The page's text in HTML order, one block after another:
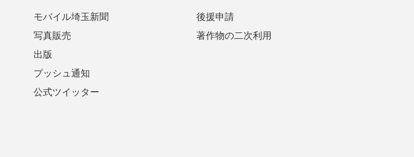
モバイル埼玉新聞
写真販売
出版
プッシュ通知
公式ツイッター
後援申請
著作物の二次利用